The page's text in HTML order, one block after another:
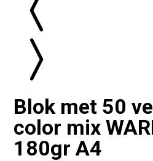
Blok met 50
color mix
180gr A4